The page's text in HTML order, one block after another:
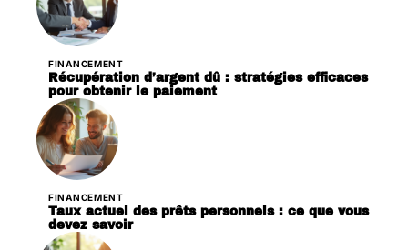
FINANCEMENT
Récupération d’argent dû : stratégies efficaces
pour obtenir le paiement
FINANCEMENT
Taux actuel des prêts personnels : ce que vous
devez savoir